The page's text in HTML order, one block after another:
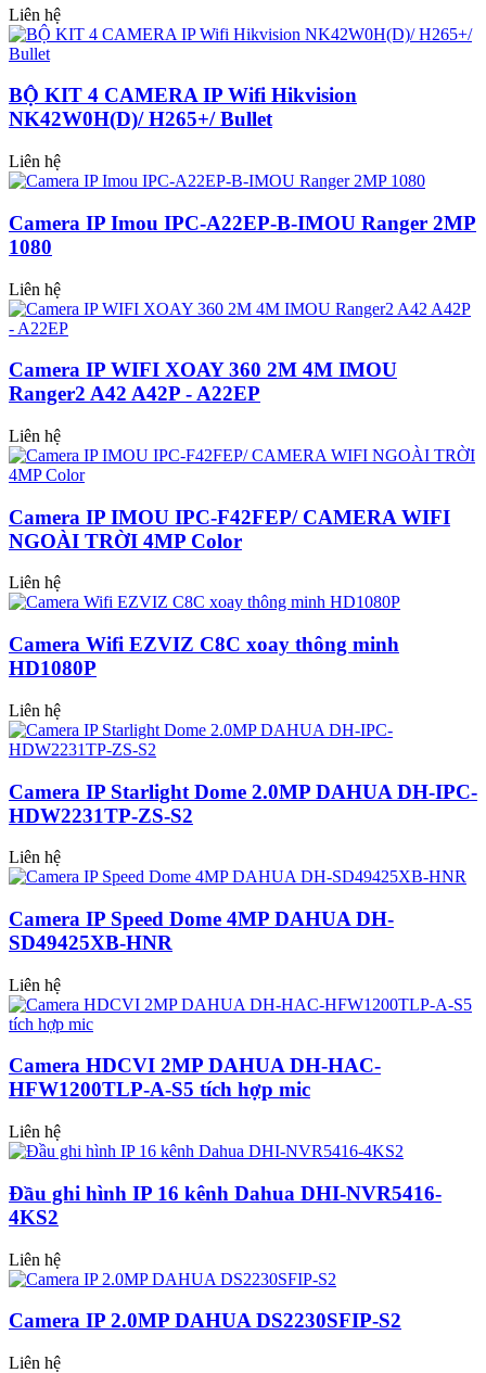
Liên hệ
BỘ KIT 4 CAMERA IP Wifi Hikvision
NK42W0H(D)/ H265+/ Bullet
Liên hệ
Camera IP Imou IPC-A22EP-B-IMOU Ranger 2MP
1080
Liên hệ
Camera IP WIFI XOAY 360 2M 4M IMOU
Ranger2 A42 A42P - A22EP
Liên hệ
Camera IP IMOU IPC-F42FEP/ CAMERA WIFI
NGOÀI TRỜI 4MP Color
Liên hệ
Camera Wifi EZVIZ C8C xoay thông minh
HD1080P
Liên hệ
Camera IP Starlight Dome 2.0MP DAHUA DH-IPC-
HDW2231TP-ZS-S2
Liên hệ
Camera IP Speed Dome 4MP DAHUA DH-
SD49425XB-HNR
Liên hệ
Camera HDCVI 2MP DAHUA DH-HAC-
HFW1200TLP-A-S5 tích hợp mic
Liên hệ
Đầu ghi hình IP 16 kênh Dahua DHI-NVR5416-
4KS2
Liên hệ
Camera IP 2.0MP DAHUA DS2230SFIP-S2
Liên hệ